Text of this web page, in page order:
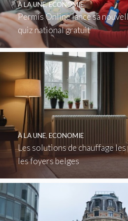
Permis Online lance sa
quiz national gratuit
À LA UNE,ECONOMIE
Les solutions de chauffage
les foyers belges
À LA UNE, ECONOMIE